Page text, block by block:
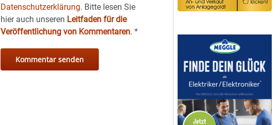
Datenschutzerklärung. Bitte lesen Sie
hier auch unseren Leitfaden für die
Veröffentlichung von Kommentaren.*